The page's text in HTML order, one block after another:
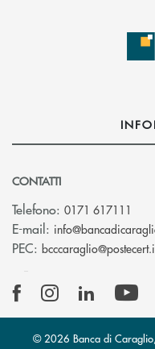
CONTATTI
Telefono: 0171 617111
E-mail:
PEC:
© 2026 Banca di